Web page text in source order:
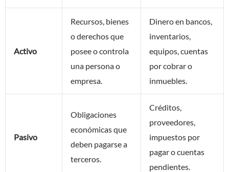
Activo
Recursos, bienes
o derechos que
posee o controla
una persona o
empresa.
Dinero en bancos,
inventarios,
equipos, cuentas
por cobrar o
inmuebles.
Pasivo
Obligaciones
económicas que
deben pagarse a
terceros.
Créditos,
proveedores,
impuestos por
pagar o cuentas
pendientes.